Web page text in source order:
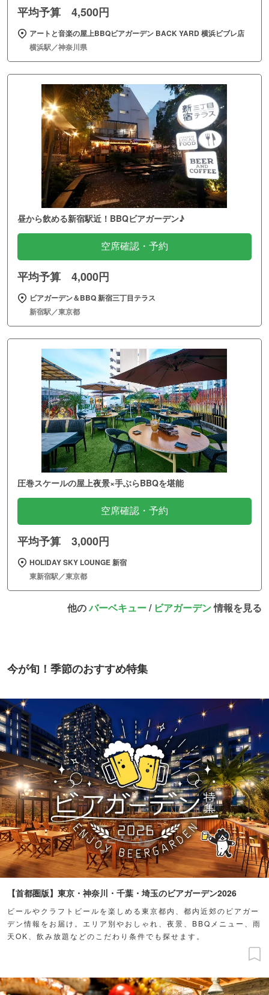
平均予算 4,500円
アートと音楽の屋上BBQビアガーデン BACK YARD 横浜ビブレ店
横浜駅／神奈川県
昼から飲める新宿駅近！BBQビアガーデン♪
空席確認・予約
平均予算 4,000円
ビアガーデン＆BBQ 新宿三丁目テラス
新宿駅／東京都
圧巻スケールの屋上夜景×手ぶらBBQを堪能
空席確認・予約
平均予算 3,000円
HOLIDAY SKY LOUNGE 新宿
東新宿駅／東京都
他のバーベキュー/ ビアガーデン情報を見る
今が旬！季節のおすすめ特集
【首都圏版】東京・神奈川・千葉・埼玉のビアガーデン2026
ビールやクラフトビールを楽しめる東京都内、都内近郊のビアガー
デン情報をお届け。エリア別やおしゃれ、夜景、BBQメニュー、雨
天OK、飲み放題などのこだわり条件でも探せます。